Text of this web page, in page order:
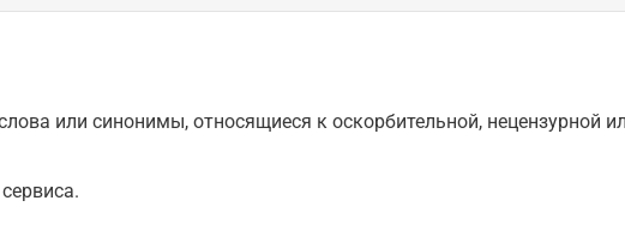
или синонимы, относящиеся к оскорбительной, нецензурной